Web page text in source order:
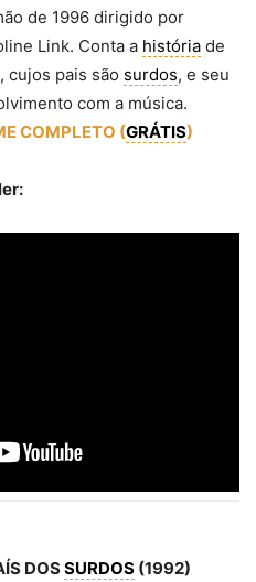
de 1996 dirigido por
Link. Conta a história de
cujos pais são surdos, e seu
com a música.
COMPLETO (GRÁTIS)
DOSSURDOS (1992)